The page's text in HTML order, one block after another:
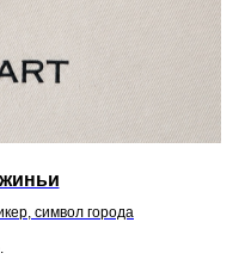
символ города